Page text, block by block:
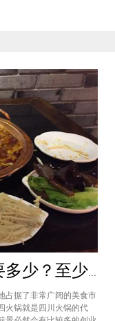
迎大家前来考察。五条
加盟袁老四火锅加盟费要多少？至少50万资金你准备好了吗？
占据了非常广阔的美食市
火锅就是四川火锅的代